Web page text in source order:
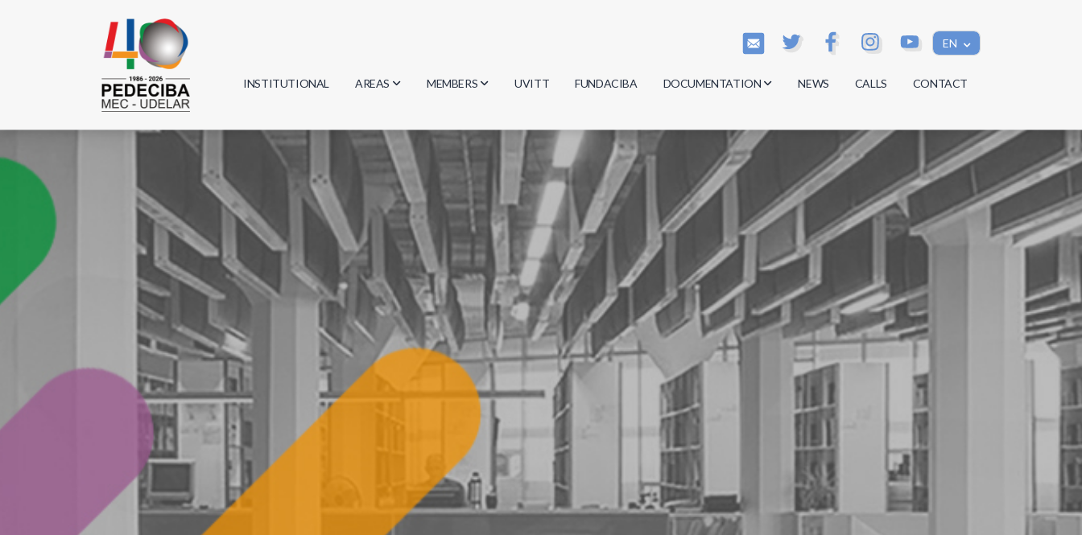
EN
INSTITUTIONAL AREAS
Biology
Physics
Geosciences
Computer Science
Mathematics
Chemistry
MEMBERS
Researchers
Students
UVITT FUNDACIBA DOCUMENTATION
Minutes
Regulations
Documents
NEWS CALLS CONTACT